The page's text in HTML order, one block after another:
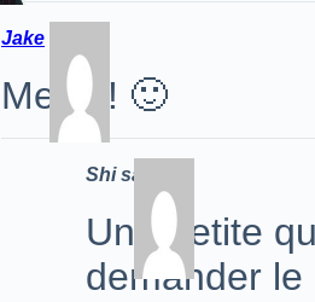
Jake
Merci ! 🙂
Shi saka
Une petite
demander le